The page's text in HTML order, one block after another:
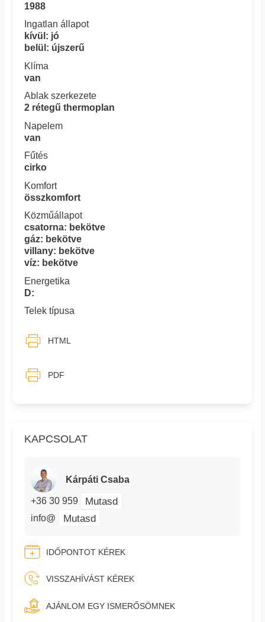
KAPCSOLAT
Kárpáti Csaba
+36 30 959 Mutasd
info@ Mutasd
IDŐPONTOT KÉREK
VISSZAHÍVÁST KÉREK
AJÁNLOM EGY ISMERŐSÖMNEK
1988
Ingatlan állapot
kívül: jó
belül: újszerű
Klíma
van
Ablak szerkezete
2 rétegű thermoplan
Napelem
van
Fűtés
cirko
Komfort
összkomfort
Közműállapot
csatorna: bekötve
gáz: bekötve
villany: bekötve
víz: bekötve
Energetika
D:
Telek típusa
HTML
PDF